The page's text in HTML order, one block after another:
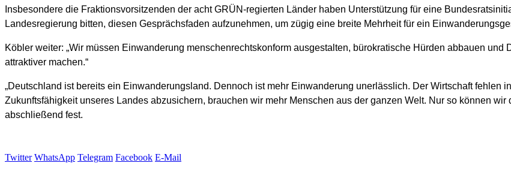
Insbesondere die Fraktionsvorsitzenden der acht GRÜN-regierten Länder haben Unterstützung für eine
Landesregierung bitten, diesen Gesprächsfaden aufzunehmen, um zügig eine breite Mehrheit für ein
Köbler weiter: „Wir müssen Einwanderung menschenrechtskonform ausgestalten, bürokratische Hürden abbauen
attraktiver machen.“
„Deutschland ist bereits ein Einwanderungsland. Dennoch ist mehr Einwanderung unerlässlich. Der Wirtschaft fehlen
Zukunftsfähigkeit unseres Landes abzusichern, brauchen wir mehr Menschen aus der ganzen Welt. Nur so können
abschließend fest.
Twitter WhatsApp Telegram Facebook E-Mail